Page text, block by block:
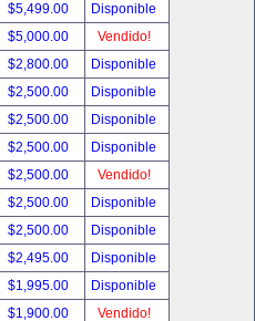
$5,499.00
Disponible
$5,000.00
Vendido!
$2,800.00
Disponible
$2,500.00
Disponible
$2,500.00
Disponible
$2,500.00
Disponible
$2,500.00
Vendido!
$2,500.00
Disponible
$2,500.00
Disponible
$2,495.00
Disponible
$1,995.00
Disponible
$1,900.00
Vendido!